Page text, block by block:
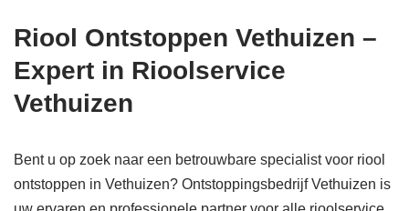
Riool Ontstoppen Vethuizen –
Expert in Rioolservice
Vethuizen
Bent u op zoek naar een betrouwbare specialist voor riool
ontstoppen in Vethuizen? Ontstoppingsbedrijf Vethuizen is